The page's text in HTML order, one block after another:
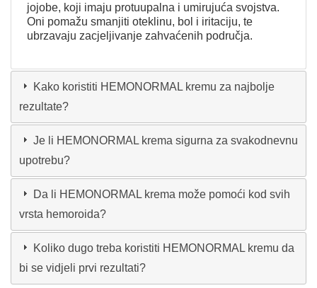
jojobe, koji imaju protuupalna i umirujuća svojstva.
Oni pomažu smanjiti oteklinu, bol i iritaciju, te
ubrzavaju zacjeljivanje zahvaćenih područja.
Kako koristiti HEMONORMAL kremu za najbolje
rezultate?
Je li HEMONORMAL krema sigurna za svakodnevnu
upotrebu?
Da li HEMONORMAL krema može pomoći kod svih
vrsta hemoroida?
Koliko dugo treba koristiti HEMONORMAL kremu da
bi se vidjeli prvi rezultati?